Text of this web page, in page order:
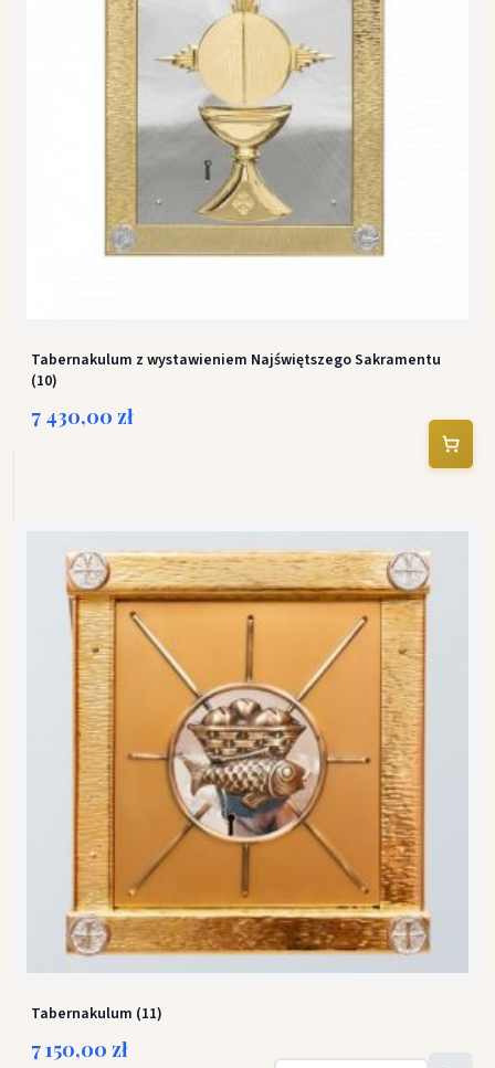
Tabernakulum z wystawieniem Najświętszego Sakramentu
(10)
7 430,00 zł
Tabernakulum (11)
7 150,00 zł